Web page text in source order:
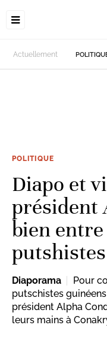
Actuellement
POLITIQUE
Diapo et
président
bien
putshistes
Diaporama
Pour
putschistes
président Alpha
leurs mains à